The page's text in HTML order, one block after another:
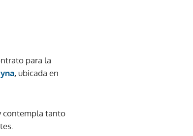
para la
,ubicada en
contempla tanto